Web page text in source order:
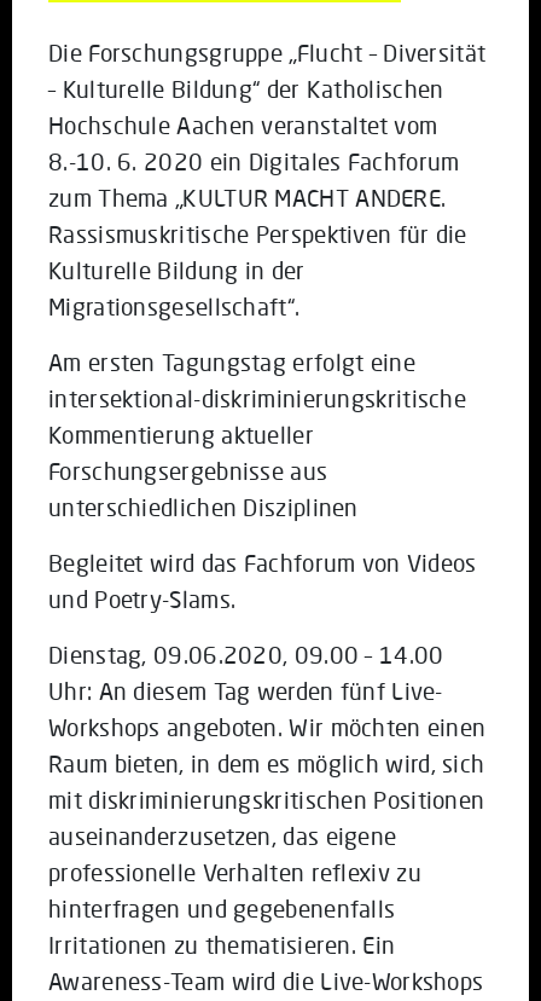
Die Forschungsgruppe „Flucht – Diversität
– Kulturelle Bildung“ der Katholischen
Hochschule Aachen veranstaltet vom
8.-10. 6. 2020 ein Digitales Fachforum
zum Thema „KULTUR MACHT ANDERE.
Rassismuskritische Perspektiven für die
Kulturelle Bildung in der
Migrationsgesellschaft“.
Am ersten Tagungstag erfolgt eine
intersektional-diskriminierungskritische
Kommentierung aktueller
Forschungsergebnisse aus
unterschiedlichen Disziplinen
Begleitet wird das Fachforum von Videos
und Poetry-Slams.
Dienstag, 09.06.2020, 09.00 – 14.00
Uhr: An diesem Tag werden fünf Live-
Workshops angeboten. Wir möchten einen
Raum bieten, in dem es möglich wird, sich
mit diskriminierungskritischen Positionen
auseinanderzusetzen, das eigene
professionelle Verhalten reflexiv zu
hinterfragen und gegebenenfalls
Irritationen zu thematisieren. Ein
Awareness-Team wird die Live-Workshops